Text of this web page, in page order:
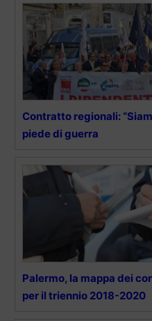
Contratto regionali:
piede di guerra
Palermo, la mappa dei
per il triennio 2018-2020